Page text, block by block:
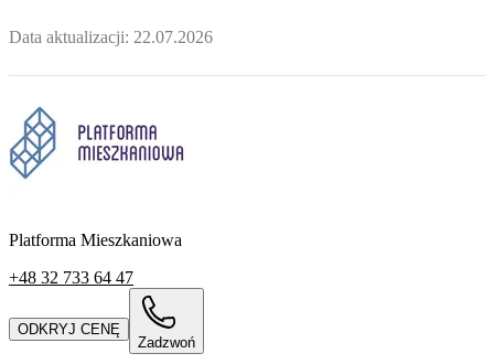
Data aktualizacji: 22.07.2026
Platforma Mieszkaniowa
+48 32 733 64 47
ODKRYJ CENĘ
Zadzwoń